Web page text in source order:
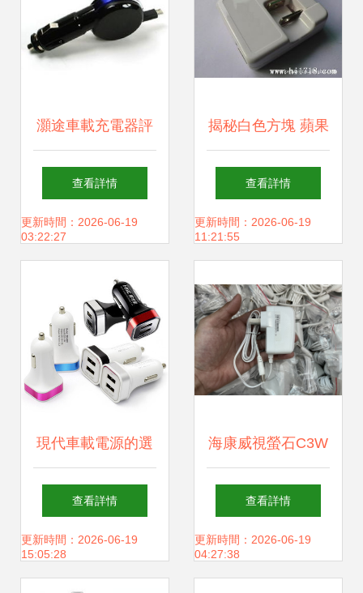
灝途車載充電器評
測 全能兼容與紫光
魅力的結合
查看詳情
更新時間：2026-06-19
03:22:27
揭秘白色方塊 蘋果
平板與電源適配器
的前世今生
查看詳情
更新時間：2026-06-19
11:21:55
現代車載電源的選
擇 解析“英才星YC-
150”雙USB充電器
的設計與功能
查看詳情
更新時間：2026-06-19
15:05:28
海康威視螢石C3W
攝像頭12v電源適
配器 兼容性與選擇
查看詳情
更新時間：2026-06-19
04:27:38